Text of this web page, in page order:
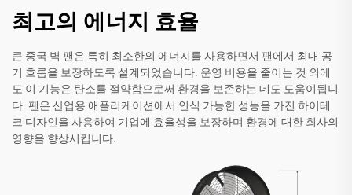
최고의 에너지 효율
큰 중국 벽 팬은 특히 최소한의 에너지를 사용하면서 팬에서 최대 공
기 흐름을 보장하도록 설계되었습니다. 운영 비용을 줄이는 것 외에
도 이 기능은 탄소를 절약함으로써 환경을 보존하는 데도 도움이됩니
다. 팬은 산업용 애플리케이션에서 인식 가능한 성능을 가진 하이테
크 디자인을 사용하여 기업에 효율성을 보장하며 환경에 대한 회사의
영향을 향상시킵니다.